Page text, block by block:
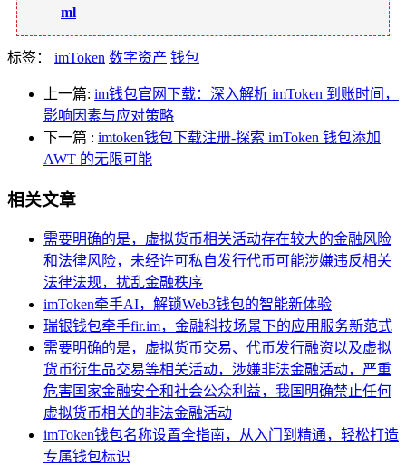
ml
标签： imToken 数字资产 钱包
上一篇: im钱包官网下载：深入解析 imToken 到账时间，
影响因素与应对策略
下一篇 : imtoken钱包下载注册-探索 imToken 钱包添加
AWT 的无限可能
相关文章
需要明确的是，虚拟货币相关活动存在较大的金融风险
和法律风险，未经许可私自发行代币可能涉嫌违反相关
法律法规，扰乱金融秩序
imToken牵手AI，解锁Web3钱包的智能新体验
瑞银钱包牵手fir.im，金融科技场景下的应用服务新范式
需要明确的是，虚拟货币交易、代币发行融资以及虚拟
货币衍生品交易等相关活动，涉嫌非法金融活动，严重
危害国家金融安全和社会公众利益，我国明确禁止任何
虚拟货币相关的非法金融活动
imToken钱包名称设置全指南，从入门到精通，轻松打造
专属钱包标识